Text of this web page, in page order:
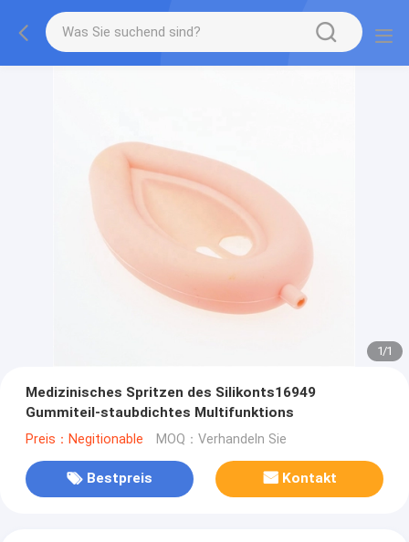
1/1
Medizinisches Spritzen des Silikonts16949
Gummiteil-staubdichtes Multifunktions
Preis：Negitionable MOQ：Verhandeln Sie
Bestpreis Kontakt